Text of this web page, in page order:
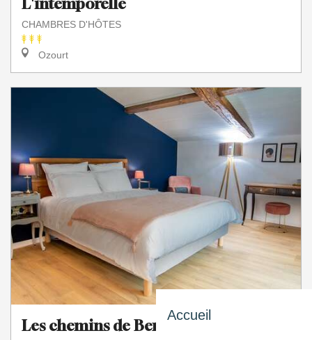
Accueil
CHAMBRES D'HÔTES
Ozourt
Les chemins de Berdis